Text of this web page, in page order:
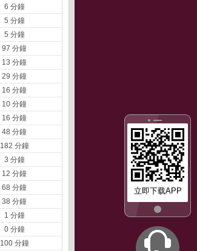
立即下载APP
6 分鐘
5 分鐘
5 分鐘
97 分鐘
13 分鐘
29 分鐘
16 分鐘
10 分鐘
16 分鐘
48 分鐘
182 分鐘
3 分鐘
12 分鐘
68 分鐘
38 分鐘
1 分鐘
0 分鐘
100 分鐘